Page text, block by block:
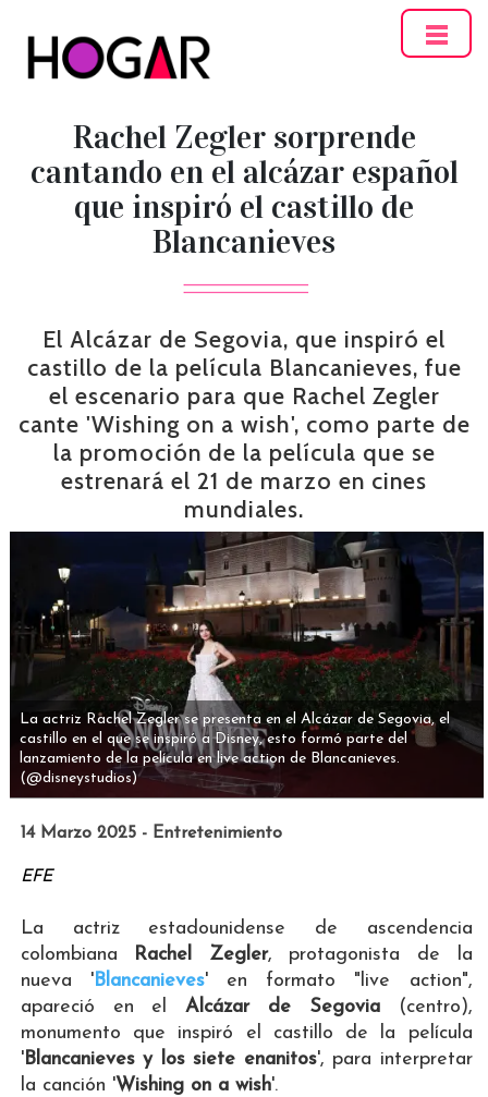
Rachel Zegler sorprende
cantando en el alcázar español
que inspiró el castillo de
Blancanieves
El Alcázar de Segovia, que inspiró el
castillo de la película Blancanieves, fue
el escenario para que Rachel Zegler
cante 'Wishing on a wish', como parte de
la promoción de la película que se
estrenará el 21 de marzo en cines
mundiales.
La actriz Rachel Zegler se presenta en el Alcázar de Segovia, el
castillo en el que se inspiró a Disney, esto formó parte del
lanzamiento de la película en live action de Blancanieves.
(@disneystudios)
14 Marzo 2025 - Entretenimiento
EFE
La actriz estadounidense de ascendencia
colombiana
Rachel Zegler, protagonista de la
nueva ' Blancanieves' en formato "live action",
apareció en elAlcázar de Segovia(centro),
monumento que inspiró el castillo de la película
'Blancanieves y los siete enanitos', para interpretar
la canción 'Wishing on a wish'.